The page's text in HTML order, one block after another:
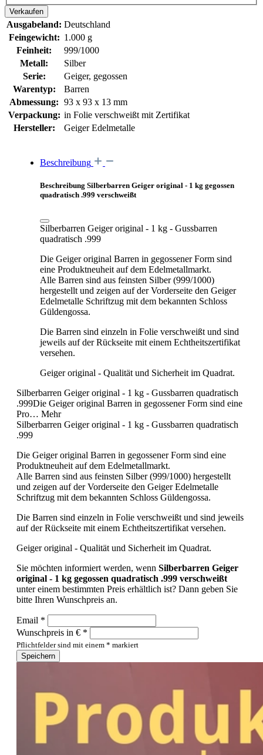
Verkaufen
Ausgabeland: Deutschland
Feingewicht: 1.000 g
Feinheit:
999/1000
Metall:
Silber
Serie:
Geiger, gegossen
Warentyp:
Barren
Abmessung: 93 x 93 x 13 mm
Verpackung: in Folie verschweißt mit Zertifikat
Hersteller:
Geiger Edelmetalle
Beschreibung
Beschreibung Silberbarren Geiger original - 1 kg gegossen
quadratisch .999 verschweißt
Silberbarren Geiger original - 1 kg - Gussbarren
quadratisch .999
Die Geiger original Barren in gegossener Form sind
eine Produktneuheit auf dem Edelmetallmarkt.
Alle Barren sind aus feinsten Silber (999/1000)
hergestellt und zeigen auf der Vorderseite den Geiger
Edelmetalle Schriftzug mit dem bekannten Schloss
Güldengossa.
Die Barren sind einzeln in Folie verschweißt und sind
jeweils auf der Rückseite mit einem Echtheitszertifikat
versehen.
Geiger original - Qualität und Sicherheit im Quadrat.
Silberbarren Geiger original - 1 kg - Gussbarren quadratisch
.999Die Geiger original Barren in gegossener Form sind eine
Pro… Mehr
Silberbarren Geiger original - 1 kg - Gussbarren quadratisch
.999
Die Geiger original Barren in gegossener Form sind eine
Produktneuheit auf dem Edelmetallmarkt.
Alle Barren sind aus feinsten Silber (999/1000) hergestellt
und zeigen auf der Vorderseite den Geiger Edelmetalle
Schriftzug mit dem bekannten Schloss Güldengossa.
Die Barren sind einzeln in Folie verschweißt und sind jeweils
auf der Rückseite mit einem Echtheitszertifikat versehen.
Geiger original - Qualität und Sicherheit im Quadrat.
Sie möchten informiert werden, wenn Silberbarren Geiger
original - 1 kg gegossen quadratisch .999 verschweißt
unter einem bestimmten Preis erhältlich ist? Dann geben Sie
bitte Ihren Wunschpreis an.
Email *
Wunschpreis in € *
Pflichtfelder sind mit einem * markiert
Speichern